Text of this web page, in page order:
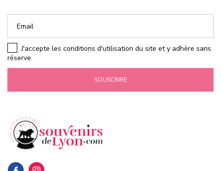
SOUSCRIRE
J'accepte les conditions d'utilisation du site et y adhère sans
réserve.